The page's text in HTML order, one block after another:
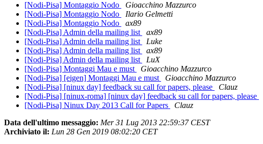
[Nodi-Pisa] Montaggio Nodo
Gioacchino Mazzurco
[Nodi-Pisa] Montaggio Nodo
Ilario Gelmetti
[Nodi-Pisa] Montaggio Nodo
ax89
[Nodi-Pisa] Admin della mailing list
ax89
[Nodi-Pisa] Admin della mailing list
Luke
[Nodi-Pisa] Admin della mailing list
ax89
[Nodi-Pisa] Admin della mailing list
LuX
[Nodi-Pisa] Montaggi Mau e must
Gioacchino Mazzurco
[Nodi-Pisa] [eigen] Montaggi Mau e must
Gioacchino Mazzurco
[Nodi-Pisa] [ninux day] feedback su call for papers, please
Clauz
[Nodi-Pisa] [ninux-roma] [ninux day] feedback su call for papers, please
[Nodi-Pisa] Ninux Day 2013 Call for Papers
Clauz
Data dell'ultimo messaggio: Mer 31 Lug 2013 22:59:37 CEST
Archiviato il: Lun 28 Gen 2019 08:02:20 CET